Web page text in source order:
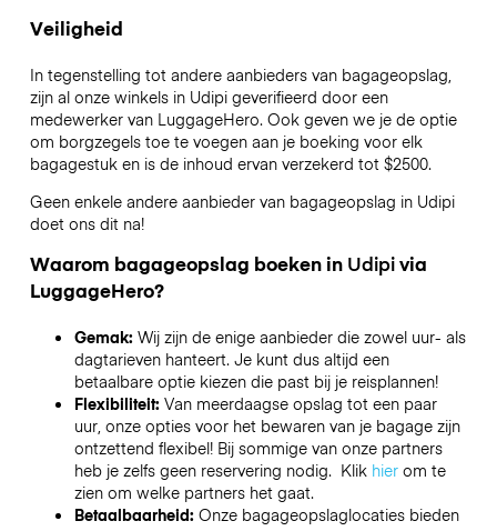
Veiligheid
In tegenstelling tot andere aanbieders van bagageopslag,
zijn al onze winkels in Udipigeverifieerd door een
medewerker van LuggageHero. Ook geven we je de optie
om borgzegels toe te voegen aan je boeking voor elk
bagagestuk en is de inhoud ervan verzekerd tot $2500.
Geen enkele andere aanbieder van bagageopslag in Udipi
doet ons dit na!
Waarom bagageopslag boeken in Udipivia
LuggageHero?
Gemak: Wij zijn de enige aanbieder die zowel uur- als
dagtarieven hanteert. Je kunt dus altijd een
betaalbare optie kiezen die past bij je reisplannen!
Flexibiliteit: Van meerdaagse opslag tot een paar
uur, onze opties voor het bewaren van je bagage zijn
ontzettend flexibel! Bij sommige van onze partners
heb je zelfs geen reservering nodig. Klik hierom te
zien om welke partners het gaat.
Betaalbaarheid: Onze bagageopslaglocaties bieden